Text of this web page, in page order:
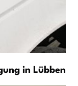
in Lübben